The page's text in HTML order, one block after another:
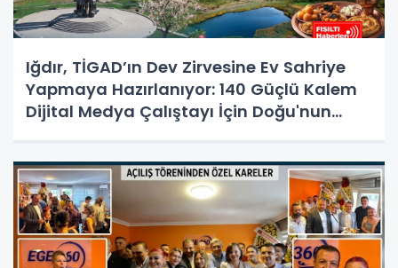
Iğdır, TİGAD’ın Dev Zirvesine Ev Sahriye
Yapmaya Hazırlanıyor: 140 Güçlü Kalem
Dijital Medya Çalıştayı İçin Doğu'nun